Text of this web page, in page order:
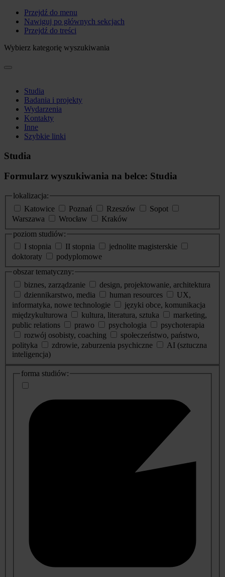
Przejdź do menu
Nawiguj po głównych sekcjach
Przejdź do treści
Wybierz kategorię wyszukiwania
Studia
Badania i projekty
Wydarzenia
Kontakty
Inne
Szybkie linki
Studia
Formularz wyszukiwania na belce: Studia
lokalizacja:
Katowice
Poznań Rzeszów
Sopot
Warszawa
Wrocław
Kraków
poziom studiów:
I stopnia
II stopnia
jednolite magisterskie
doktoraty
podyplomowe
obszar tematyczny:
biznes, zarządzanie
design, projektowanie, architektura
dziennikarstwo, media
human resources
UX,
informatyka, nowe technologie
języki obce, komunikacja
międzykulturowa
kultura, literatura, sztuka
marketing,
public relations
prawo psychologia
psychoterapia
rozwój osobisty, coaching
społeczeństwo, państwo,
polityka
zdrowie, zaburzenia psychiczne
AI (sztuczna
inteligencja)
dodatkowe
informacje
forma studiów: